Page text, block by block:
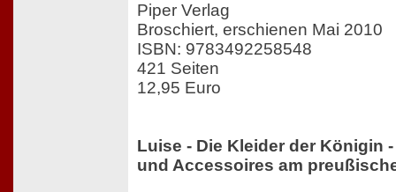
Piper Verlag
Broschiert, erschienen Mai 2010
ISBN: 9783492258548
421 Seiten
12,95 Euro
Luise - Die Kleider der Königin
und Accessoires am